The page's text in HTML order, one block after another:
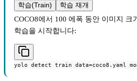
학습(Train)
학습 재개
COCO8에서 100 에폭 동안 이미지 크
학습을 시작합니다:
yolo detect train data=coco8.yaml